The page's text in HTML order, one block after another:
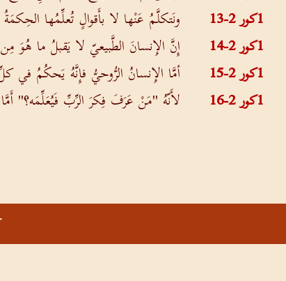
1كور 2-13
ونَتكلَّمُ عَنْها لا بأَقوالٍ تُعلِّمُها
1كور 2-14
إِنَّ الإِنسانَ الطَّبيعيّ لا يَقبلُ ما هُوَ
1كور 2-15
أمَّا الإِنسانُ الرُّوحيُّ فإِنَّهُ يَحكُمُ
1كور 2-16
لأَنّهُ "مَنْ عَرَفَ فِكرَ الرِّبِّ فَيُعَلِّمَه؟"